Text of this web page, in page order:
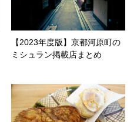
【2023年度版】京都河原町の
ミシュラン掲載店まとめ